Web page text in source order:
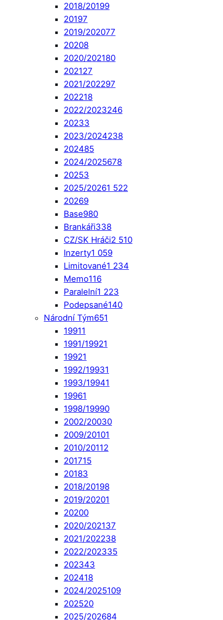
2018/20199
20197
2019/202077
20208
2020/202180
202127
2021/202297
202218
2022/2023246
20233
2023/2024238
202485
2024/2025678
20253
2025/20261 522
20269
Base980
Brankáři338
CZ/SK Hráči2 510
Inzerty1 059
Limitované1 234
Memo116
Paralelní1 223
Podepsané140
Národní Tým651
19911
1991/19921
19921
1992/19931
1993/19941
19961
1998/19990
2002/20030
2009/20101
2010/20112
201715
20183
2018/20198
2019/20201
20200
2020/202137
2021/202238
2022/202335
202343
202418
2024/2025109
202520
2025/202684